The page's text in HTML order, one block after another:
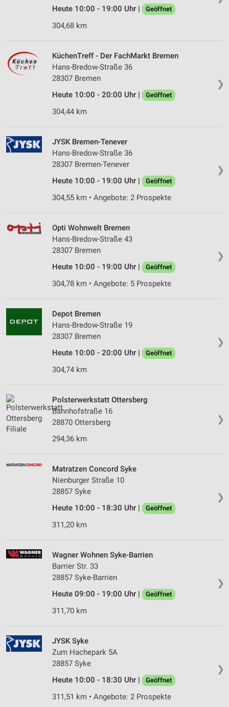
Heute 10:00 - 19:00 Uhr | Geöffnet
304,68 km
❯
KüchenTreff - Der FachMarkt Bremen
Hans-Bredow-Straße 36
28307 Bremen
Heute 10:00 - 20:00 Uhr |
Geöffnet
304,44 km
❯
JYSK Bremen-Tenever
Hans-Bredow-Straße 36
28307 Bremen-Tenever
Heute 10:00 - 19:00 Uhr |
Geöffnet
304,55 km • Angebote: 2 Prospekte
❯
Opti Wohnwelt Bremen
Hans-Bredow-Straße 43
28307 Bremen
Heute 10:00 - 19:00 Uhr |
Geöffnet
304,78 km • Angebote: 5 Prospekte
❯
Depot Bremen
Hans-Bredow-Straße 19
28307 Bremen
Heute 10:00 - 20:00 Uhr |
Geöffnet
304,74 km
❯
Polsterwerkstatt Ottersberg
Bahnhofstraße 16
28870 Ottersberg
294,36 km
❯
Matratzen Concord Syke
Nienburger Straße 10
28857 Syke
Heute 10:00 - 18:30 Uhr |
Geöffnet
311,20 km
❯
Wagner Wohnen Syke-Barrien
Barrier Str. 33
28857 Syke-Barrien
Heute 09:00 - 19:00 Uhr |
Geöffnet
311,70 km
❯
JYSK Syke
Zum Hachepark 5A
28857 Syke
Heute 10:00 - 18:30 Uhr |
Geöffnet
311,51 km • Angebote: 2 Prospekte